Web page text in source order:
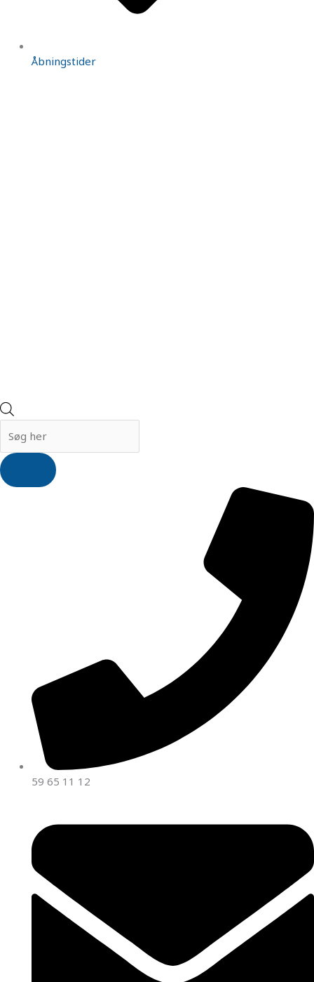
Åbningstider
59 65 11 12